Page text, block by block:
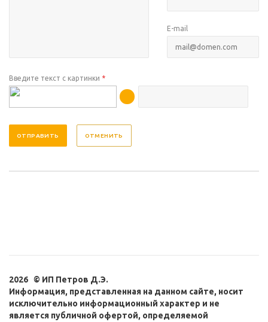
E-mail
Введите текст с картинки *
ОТМЕНИТЬ
2026 © ИП Петров Д.Э.
Информация, представленная на данном сайте, носит
исключительно информационный характер и не
является публичной офертой, определяемой